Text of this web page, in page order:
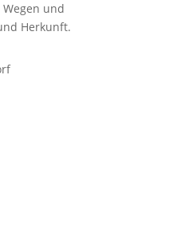
und
Herkunft.